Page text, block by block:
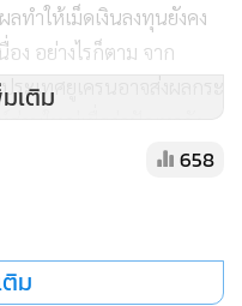
ทำให้เม็ดเงินลงทุนยังคง
อง อย่างไรก็ตาม จาก
ะเทศยูเครนอาจส่งผลกระ
ห์ส่วนใหญ่เชื่อว่าปัญหาดัง
ะยะสั้นเท่านั้น” นายนาวิน
งทุนในทวีปเอเชียได้รับ
จของกลุ่มประเทศพัฒนา
เติม
658
ม